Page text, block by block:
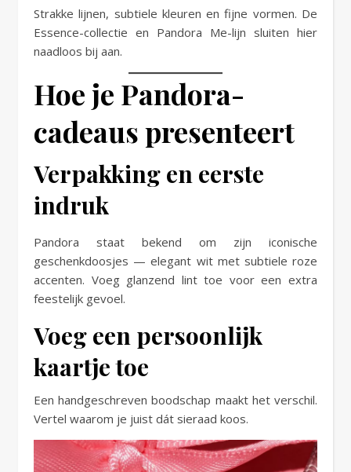
Strakke lijnen, subtiele kleuren en fijne vormen. De
Essence-collectie en Pandora Me-lijn sluiten hier
naadloos bij aan.
Hoe je Pandora-
cadeaus presenteert
Verpakking en eerste
indruk
Pandora staat bekend om zijn iconische
geschenkdoosjes — elegant wit met subtiele roze
accenten. Voeg glanzend lint toe voor een extra
feestelijk gevoel.
Voeg een persoonlijk
kaartje toe
Een handgeschreven boodschap maakt het verschil.
Vertel waarom je juist dát sieraad koos.